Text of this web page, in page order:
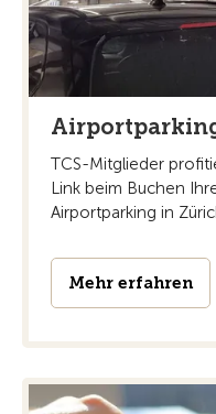
TCS-Mitglieder
Link beim Buchen
Airportparking in
Mehr erfahren